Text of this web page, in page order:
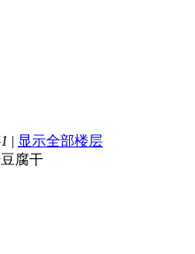
| 显示全部楼层
腐干